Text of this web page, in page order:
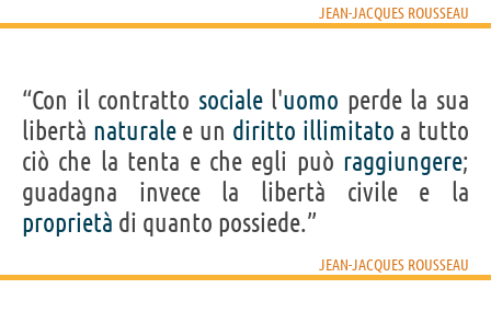
JEAN-JACQUES ROUSSEAU
“Con il contratto socialel'uomo perde la sua
libertà naturalee un diritto illimitato a tutto
ciò che la tenta e che egli può raggiungere;
guadagna invece la libertà civile e la
proprietà di quanto possiede.”
JEAN-JACQUES ROUSSEAU